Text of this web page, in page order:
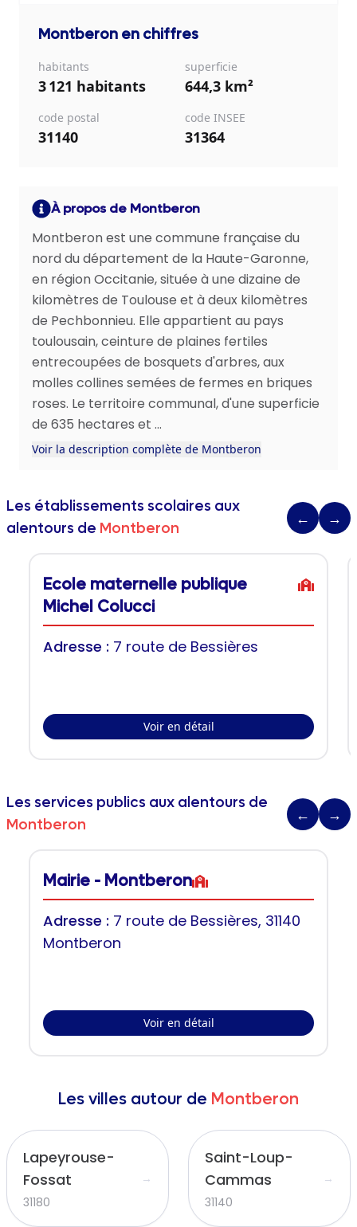
Montberon en chiffres
habitants
3 121 habitants
superficie
644,3 km²
code postal
31140
code INSEE
31364
À propos de Montberon
Montberon est une commune française du
nord du département de la Haute-Garonne,
en région Occitanie, située à une dizaine de
kilomètres de Toulouse et à deux kilomètres
de Pechbonnieu. Elle appartient au pays
toulousain, ceinture de plaines fertiles
entrecoupées de bosquets d'arbres, aux
molles collines semées de fermes en briques
roses. Le territoire communal, d'une superficie
de 635 hectares et ...
Voir la description complète de Montberon
Les établissements scolaires aux
alentours de Montberon
← →
Ecole maternelle publique
Michel Colucci
Adresse : 7 route de Bessières
Voir en détail
Les services publics aux alentours de
Montberon
← →
Mairie - Montberon
Adresse : 7 route de Bessières, 31140
Montberon
Voir en détail
Les villes autour de Montberon
Lapeyrouse-
Fossat
31180
→
Saint-Loup-
Cammas
31140
→